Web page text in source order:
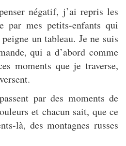
négatif, j’ai repris les
par mes petits-enfants qui
un tableau. Je ne suis
qui a d’abord comme
moments que je traverse,
par des moments de
et chacun sait, que ce
là, des montagnes russes